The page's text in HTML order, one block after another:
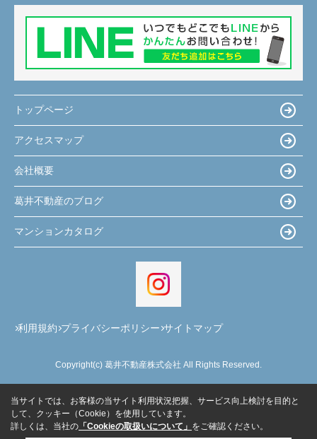
トップページ
アクセスマップ
会社概要
葛井不動産のブログ
マンションカタログ
利用規約 プライバシーポリシー サイトマップ
Copyright(c) 葛井不動産株式会社 All Rights Reserved.
当サイトでは、お客様の当サイト利用状況把握、サービス向上検討を目的と
して、クッキー（Cookie）を使用しています。
詳しくは、当社の 「Cookieの取扱いについて」 をご確認ください。